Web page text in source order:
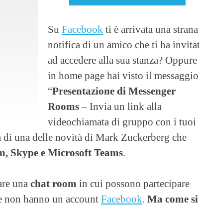
Su Facebook ti è arrivata una strana
notifica di un amico che ti ha
ad accedere alla sua stanza? Oppure
in home page hai visto il messaggio
“Presentazione di Messenger
Rooms– Invia un link alla
videochiamata di gruppo con i tuoi
una delle novità di Mark Zuckerberg che
Skype e Microsoft Teams
una chat room in cui possono partecipare
non hanno un account Facebook. Ma come si